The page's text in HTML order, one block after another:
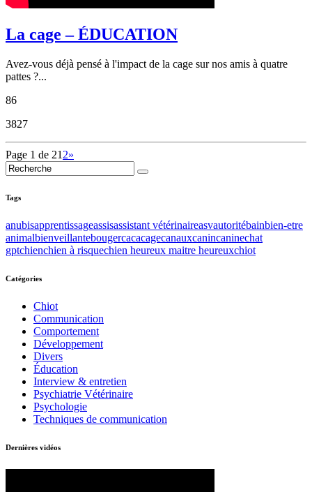
La cage – ÉDUCATION
Avez-vous déjà pensé à l'impact de la cage sur nos amis à quatre
pattes ?...
86
3827
Page 1 de 21 2»
Tags
anubisapprentissageassisassistant vétérinaireasvautoritébainbien-etre
animalbienveillantebougercacacagecanauxcanincaninechat
gptchienchien à risquechien heureux maitre heureuxchiot
Catégories
Chiot
Communication
Comportement
Développement
Divers
Éducation
Interview & entretien
Psychiatrie Vétérinaire
Psychologie
Techniques de communication
Dernières vidéos